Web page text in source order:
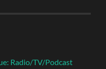
Radio/TV/Podcast